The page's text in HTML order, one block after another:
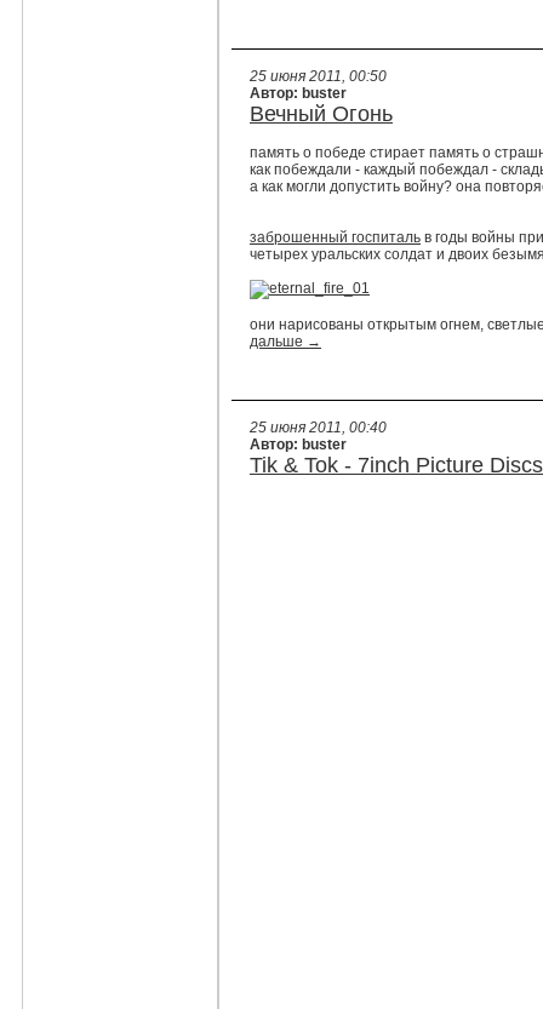
25 июня 2011, 00:50
Автор: buster
Вечный Огонь
память о победе стирает память о
как побеждали - каждый побеждал -
а как могли допустить войну? она
заброшенный госпиталь в годы войны
четырех уральских солдат и двоих
они нарисованы открытым огнем,
дальше →
25 июня 2011, 00:40
Автор: buster
Tik & Tok - 7inch Picture